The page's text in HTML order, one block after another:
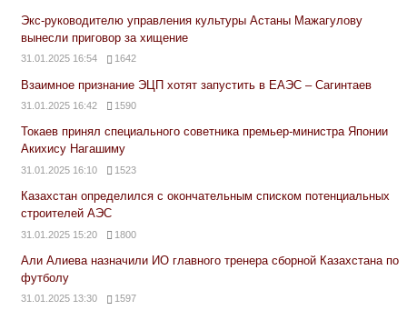
Экс-руководителю управления культуры Астаны Мажагулову
вынесли приговор за хищение
31.01.2025 16:54 1642
Взаимное признание ЭЦП хотят запустить в ЕАЭС – Сагинтаев
31.01.2025 16:42 1590
Токаев принял специального советника премьер-министра Японии
Акихису Нагашиму
31.01.2025 16:10 1523
Казахстан определился с окончательным списком потенциальных
строителей АЭС
31.01.2025 15:20 1800
Али Алиева назначили ИО главного тренера сборной Казахстана по
футболу
31.01.2025 13:30 1597